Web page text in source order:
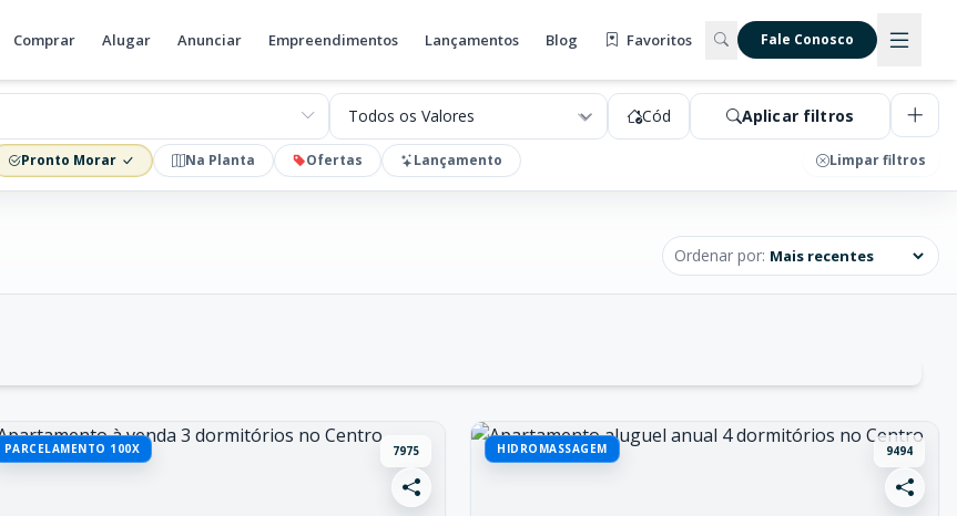
Comprar Alugar Anunciar Empreendimentos Lançamentos Blog Favoritos Fale Conosco
Valores Cód Aplicar filtros
Pronto Morar Na Planta Ofertas Lançamento Limpar filtros
Ordenar por:
PARCELAMENTO 100X 7975 HIDROMASSAGEM 9494